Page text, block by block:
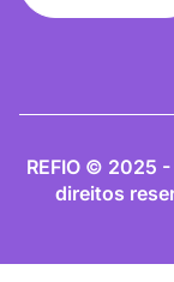
REFIO © 2025
direitos